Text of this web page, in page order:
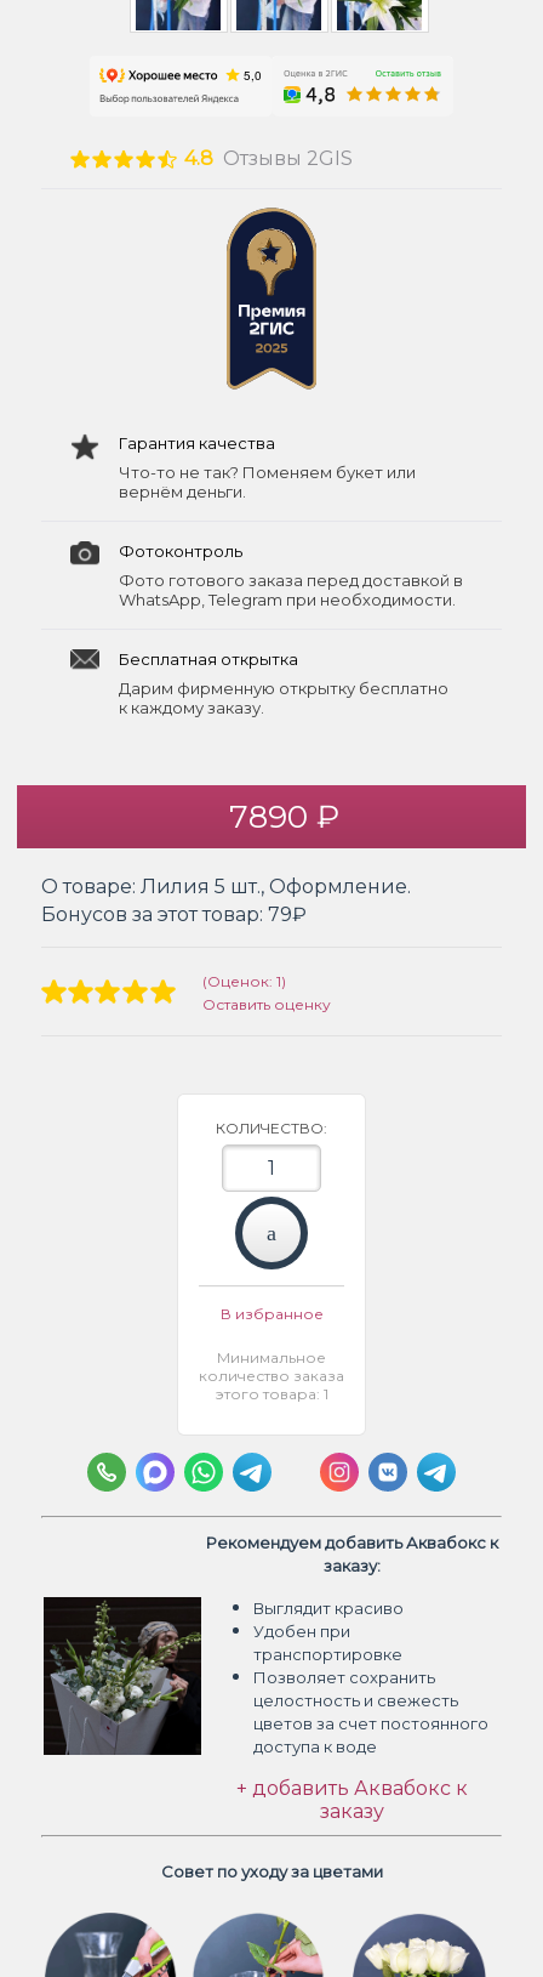
4.8 Отзывы 2GIS
Гарантия качества
Что-то не так? Поменяем букет или
вернём деньги.
Фотоконтроль
Фото готового заказа перед доставкой в
WhatsApp, Telegram при необходимости.
Бесплатная открытка
Дарим фирменную открытку бесплатно
к каждому заказу.
7890 ₽
О товаре: Лилия 5 шт., Оформление.
Бонусов за этот товар: 79₽
(Оценок: 1)
Оставить оценку
КОЛИЧЕСТВО:
В избранное
Минимальное
количество заказа
этого товара: 1
Рекомендуем добавить Аквабокс к
заказу:
Выглядит красиво
Удобен при
транспортировке
Позволяет сохранить
целостность и свежесть
цветов за счет постоянного
доступа к воде
+ добавить Аквабокс к
заказу
Совет по уходу за цветами